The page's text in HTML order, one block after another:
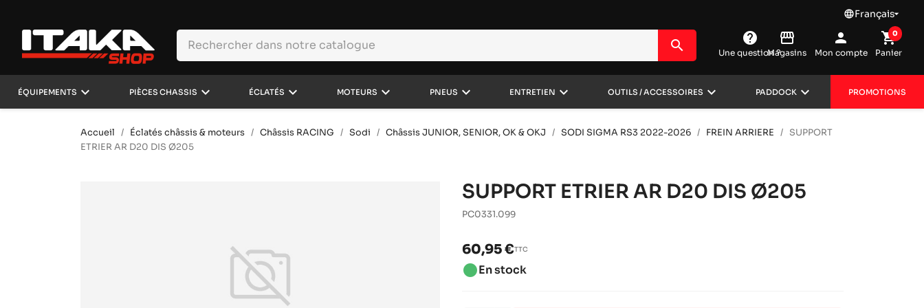
languageFrançais
search help
Une question ?
storefront
Magasins
person
Mon compte
shopping_cart
Panier
0
ÉQUIPEMENTS keyboard_arrow_down PIÈCES CHASSIS keyboard_arrow_down ÉCLATÉS keyboard_arrow_down MOTEURS keyboard_arrow_down PNEUS keyboard_arrow_down ENTRETIEN keyboard_arrow_down OUTILS / ACCESSOIRES keyboard_arrow_down PADDOCKkeyboard_arrow_down PROMOTIONS
Accueil Éclatés châssis & moteurs Châssis RACING Sodi Châssis JUNIOR, SENIOR, OK & OKJ SODI SIGMA RS3 2022-2026 FREIN ARRIERE
SUPPORT
ETRIER AR D20 DIS Ø205
SUPPORT ETRIER AR D20 DIS Ø205
PC0331.099
60,95 €TTC
brightness_1En stock